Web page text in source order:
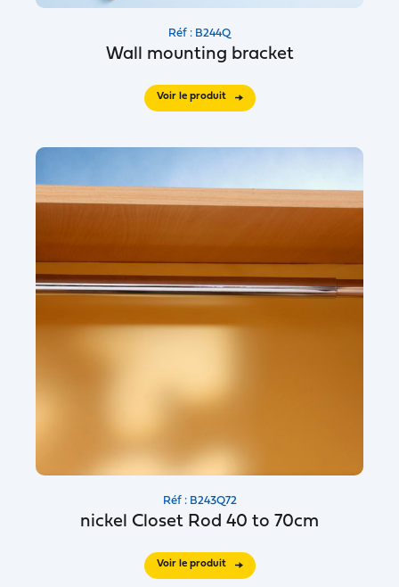
Réf : B244Q
Wall mounting bracket
Voir le produit
Réf : B243Q72
nickel Closet Rod 40 to 70cm
Voir le produit